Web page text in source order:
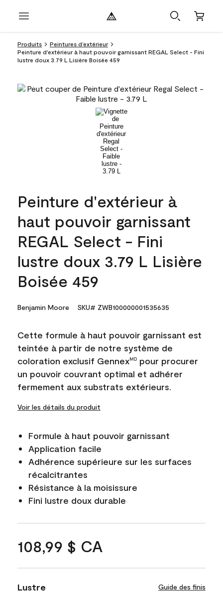
Produits
Peintures d’extérieur
Peinture d'extérieur à haut pouvoir garnissant REGAL Select - Fini
lustre doux 3.79 L Lisière Boisée 459
Peinture d'extérieur à
haut pouvoir garnissant
REGAL Select - Fini
lustre doux 3.79 L Lisière
Boisée 459
Benjamin Moore SKU# ZWB100000001535635
Cette formule à haut pouvoir garnissant est
teintée à partir de notre système de
coloration exclusif GennexMD pour procurer
un pouvoir couvrant optimal et adhérer
fermement aux substrats extérieurs.
Voir les détails du produit
Formule à haut pouvoir garnissant
Application facile
Adhérence supérieure sur les surfaces
récalcitrantes
Résistance à la moisissure
Fini lustre doux durable
108,99 $ CA
Lustre Guide des finis